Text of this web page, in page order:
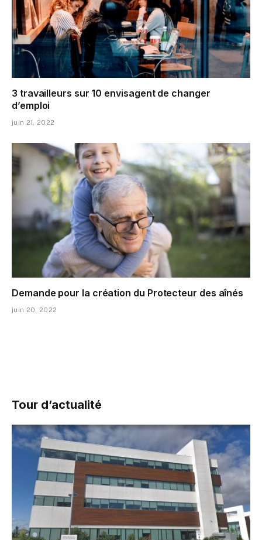
3 travailleurs sur 10 envisagent de changer
d’emploi
juin 21, 2022
Demande pour la création du Protecteur des aînés
juin 20, 2022
Tour d’actualité